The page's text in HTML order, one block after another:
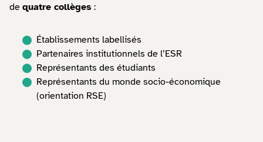
de quatre collèges :
Établissements labellisés
Partenaires institutionnels de l’ESR
Représentants des étudiants
Représentants du monde socio-économique
(orientation RSE)